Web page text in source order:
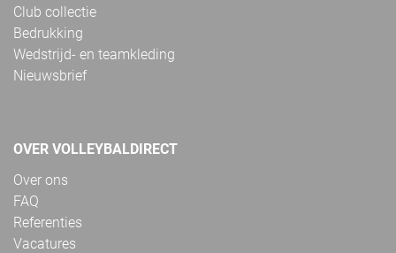
Club collectie
Bedrukking
Wedstrijd- en teamkleding
Nieuwsbrief
OVER VOLLEYBALDIRECT
Over ons
FAQ
Referenties
Vacatures